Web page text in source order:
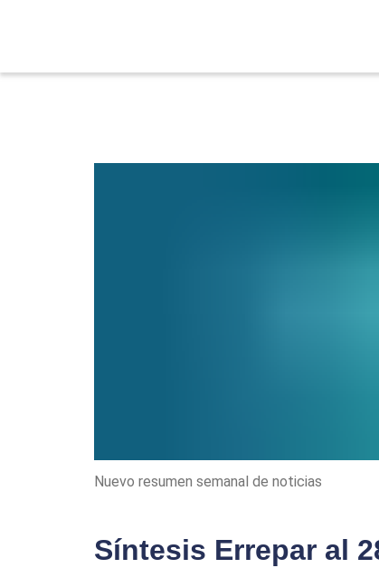
Nuevo resumen semanal de noticias
Síntesis Errepar al